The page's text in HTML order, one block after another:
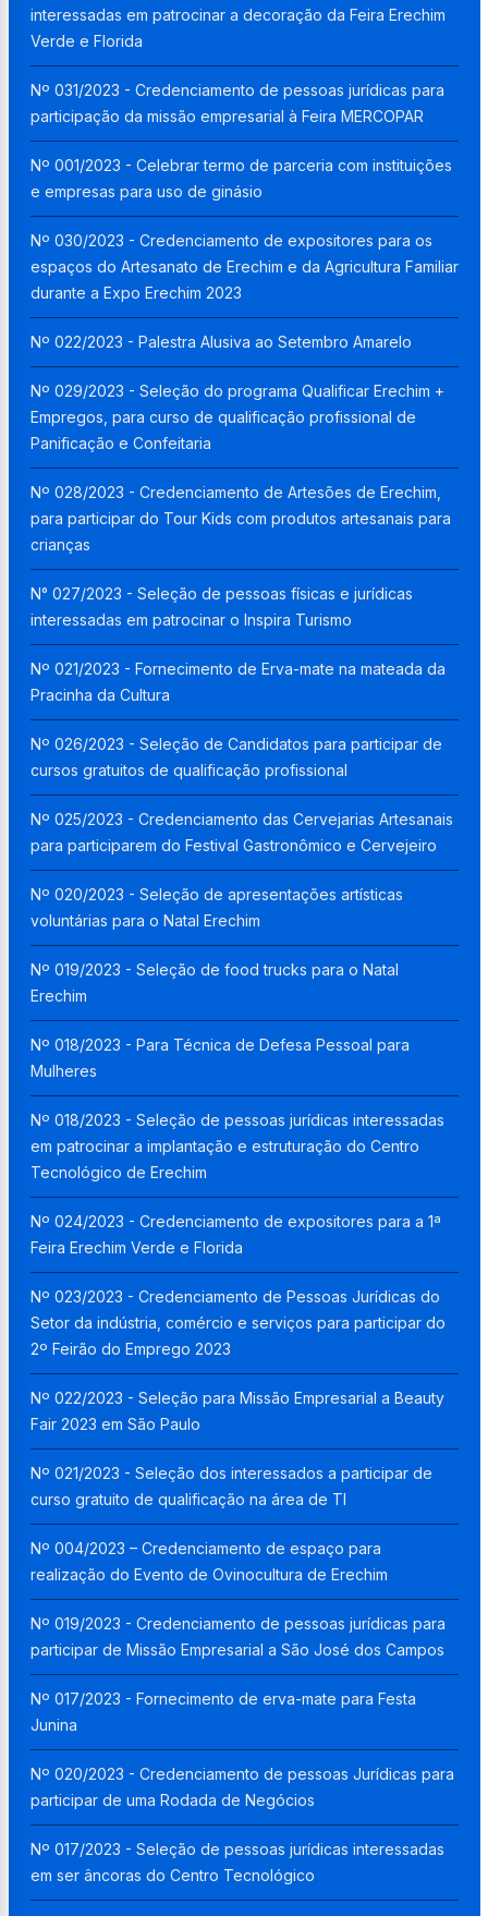
interessadas em patrocinar a decoração da Feira Erechim
Verde e Florida
Nº 031/2023 - Credenciamento de pessoas jurídicas para
participação da missão empresarial à Feira MERCOPAR
Nº 001/2023 - Celebrar termo de parceria com instituições
e empresas para uso de ginásio
Nº 030/2023 - Credenciamento de expositores para os
espaços do Artesanato de Erechim e da Agricultura Familiar
durante a Expo Erechim 2023
Nº 022/2023 - Palestra Alusiva ao Setembro Amarelo
Nº 029/2023 - Seleção do programa Qualificar Erechim +
Empregos, para curso de qualificação profissional de
Panificação e Confeitaria
Nº 028/2023 - Credenciamento de Artesões de Erechim,
para participar do Tour Kids com produtos artesanais para
crianças
N° 027/2023 - Seleção de pessoas físicas e jurídicas
interessadas em patrocinar o Inspira Turismo
Nº 021/2023 - Fornecimento de Erva-mate na mateada da
Pracinha da Cultura
Nº 026/2023 - Seleção de Candidatos para participar de
cursos gratuitos de qualificação profissional
Nº 025/2023 - Credenciamento das Cervejarias Artesanais
para participarem do Festival Gastronômico e Cervejeiro
Nº 020/2023 - Seleção de apresentações artísticas
voluntárias para o Natal Erechim
Nº 019/2023 - Seleção de food trucks para o Natal
Erechim
Nº 018/2023 - Para Técnica de Defesa Pessoal para
Mulheres
Nº 018/2023 - Seleção de pessoas jurídicas interessadas
em patrocinar a implantação e estruturação do Centro
Tecnológico de Erechim
Nº 024/2023 - Credenciamento de expositores para a 1ª
Feira Erechim Verde e Florida
Nº 023/2023 - Credenciamento de Pessoas Jurídicas do
Setor da indústria, comércio e serviços para participar do
2º Feirão do Emprego 2023
Nº 022/2023 - Seleção para Missão Empresarial a Beauty
Fair 2023 em São Paulo
Nº 021/2023 - Seleção dos interessados a participar de
curso gratuito de qualificação na área de TI
Nº 004/2023 – Credenciamento de espaço para
realização do Evento de Ovinocultura de Erechim
Nº 019/2023 - Credenciamento de pessoas jurídicas para
participar de Missão Empresarial a São José dos Campos
Nº 017/2023 - Fornecimento de erva-mate para Festa
Junina
Nº 020/2023 - Credenciamento de pessoas Jurídicas para
participar de uma Rodada de Negócios
Nº 017/2023 - Seleção de pessoas jurídicas interessadas
em ser âncoras do Centro Tecnológico